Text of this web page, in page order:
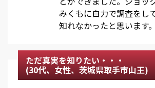
みくもに自力で調査をし
知れなかったと思います。
ただ真実を知りたい・・・
(30代、女性、茨城県取手市山王)